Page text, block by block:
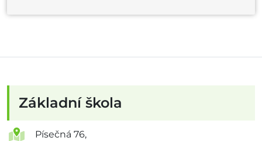
Základní škola
Písečná 76,